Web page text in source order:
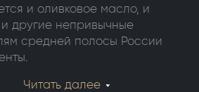
и оливковое масло, и
другие непривычные
средней полосы России
Читать далее